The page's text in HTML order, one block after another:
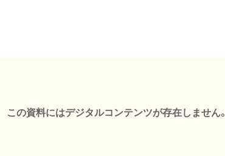
この資料にはデジタルコンテンツが存在しません。